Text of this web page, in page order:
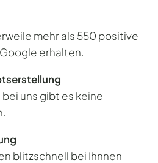
uns gibt es keine
blitzschnell bei Ihnnen